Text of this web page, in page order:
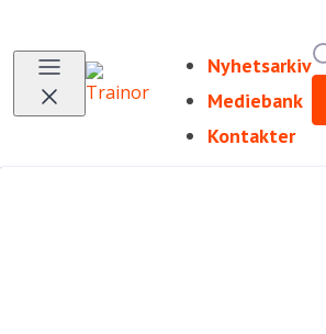
Nyhetsarkiv
Mediebank
Kontakter